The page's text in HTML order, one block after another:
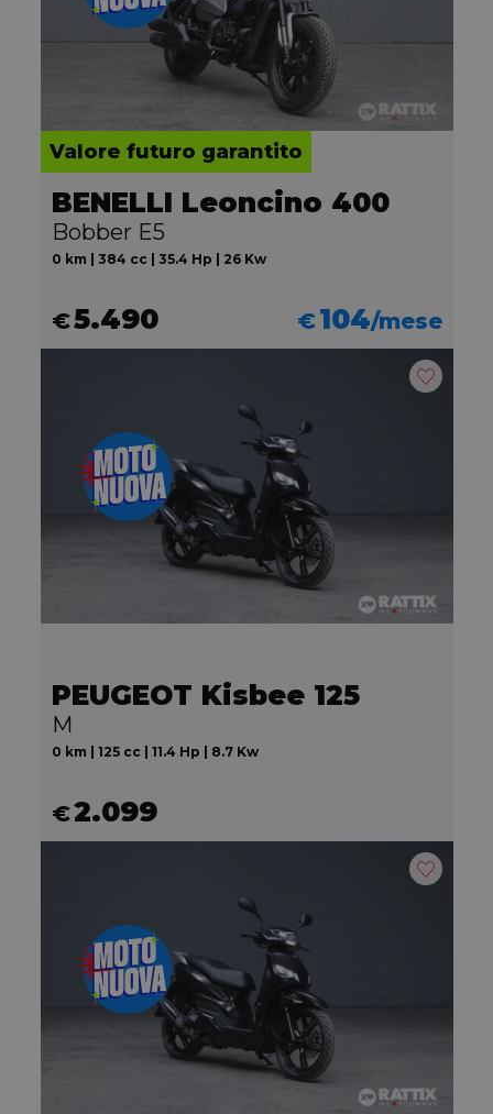
Valore futuro garantito
BENELLI Leoncino 400
Bobber E5
0 km | 384 cc | 35.4 Hp | 26 Kw
€5.490 €104/mese
PEUGEOT Kisbee 125
M
0 km | 125 cc | 11.4 Hp | 8.7 Kw
€2.099